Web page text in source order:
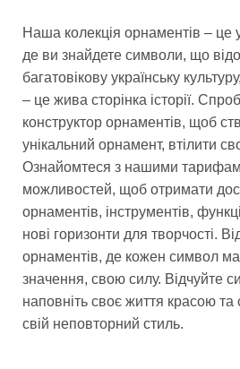
Наша колекція орнаментів – це
де ви знайдете символи, що
багатовікову українську
– це жива сторінка історії.
конструктор орнаментів, щоб
унікальний орнамент, втілити
Ознайомтеся з нашими
можливостей, щоб отримати
орнаментів, інструментів,
нові горизонти для творчості.
орнаментів, де кожен символ
значення, свою силу. Відчуйте
наповніть своє життя красою та
свій неповторний стиль.